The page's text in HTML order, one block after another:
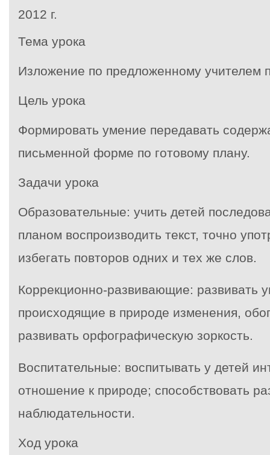
2012 г.
Тема урока
Изложение по предложенному учителем
Цель урока
Формировать умение передавать
письменной форме по готовому плану.
Задачи урока
Образовательные: учить детей
планом воспроизводить текст, точно
избегать повторов одних и тех же слов.
Коррекционно-развивающие: развивать
происходящие в природе изменения,
развивать орфографическую зоркость.
Воспитательные: воспитывать у детей
отношение к природе; способствовать
наблюдательности.
Ход урока